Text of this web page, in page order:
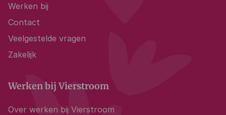
Werken bij
Contact
Veelgestelde vragen
Zakelijk
Werken bij Vierstroom
Over werken bij Vierstroom